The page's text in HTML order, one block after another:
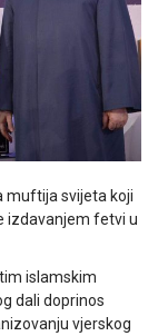
muftija svijeta koji
izdavanjem fetvi u
islamskim
dali doprinos
vjerskog